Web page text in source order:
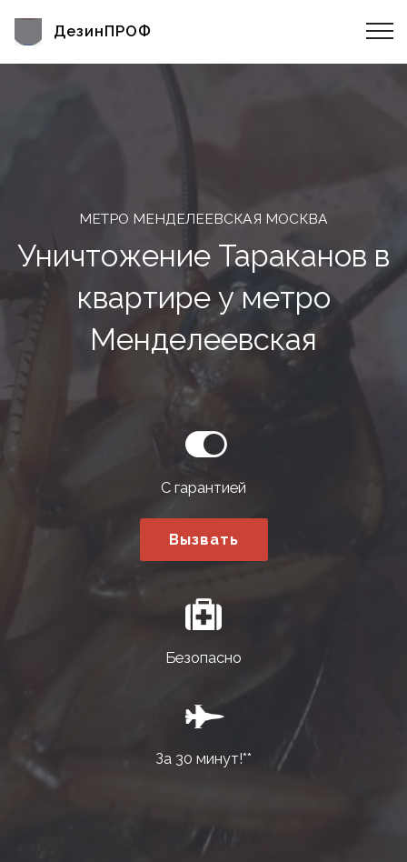
ДезинПРОФ
МЕТРО МЕНДЕЛЕЕВСКАЯ МОСКВА
Уничтожение Тараканов в
квартире у метро
Менделеевская
С гарантией
Вызвать
Безопасно
За 30 минут!**